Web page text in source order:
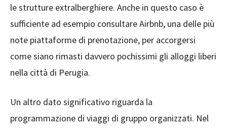
le strutture extralberghiere. Anche in questo caso è
sufficiente ad esempio consultare Airbnb, una delle più
note piattaforme di prenotazione, per accorgersi
come siano rimasti davvero pochissimi gli alloggi liberi
nella città di Perugia.
Un altro dato significativo riguarda la
programmazione di viaggi di gruppo organizzati. Nel